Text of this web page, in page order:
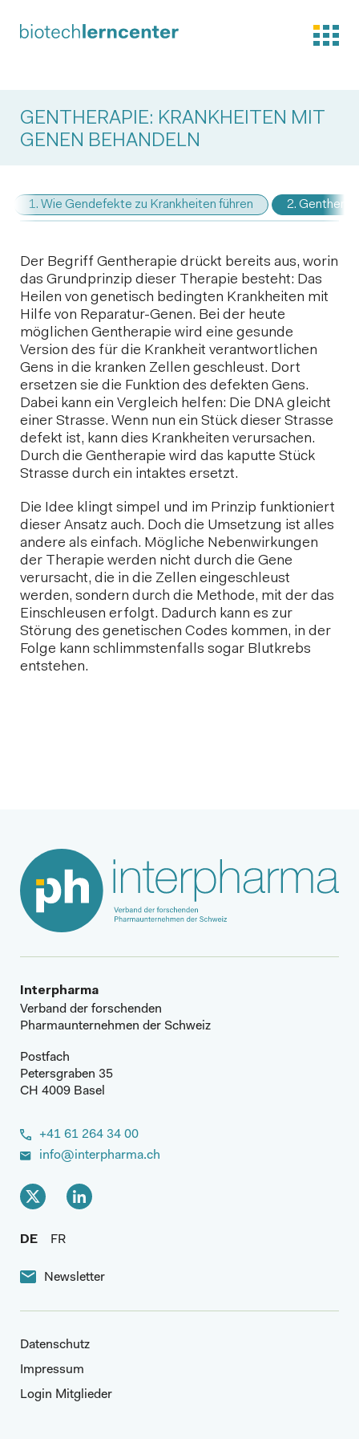
GENTHERAPIE: KRANKHEITEN MIT
GENEN BEHANDELN
1. Wie Gendefekte zu Krankheiten führen 2.
Der Begriff Gentherapie drückt bereits aus, worin
das Grundprinzip dieser Therapie besteht: Das
Heilen von genetisch bedingten Krankheiten mit
Hilfe von Reparatur-Genen. Bei der heute
möglichen Gentherapie wird eine gesunde
Version des für die Krankheit verantwortlichen
Gens in die kranken Zellen geschleust. Dort
ersetzen sie die Funktion des defekten Gens.
Dabei kann ein Vergleich helfen: Die DNA gleicht
einer Strasse. Wenn nun ein Stück dieser Strasse
defekt ist, kann dies Krankheiten verursachen.
Durch die Gentherapie wird das kaputte Stück
Strasse durch ein intaktes ersetzt.
Die Idee klingt simpel und im Prinzip funktioniert
dieser Ansatz auch. Doch die Umsetzung ist alles
andere als einfach. Mögliche Nebenwirkungen
der Therapie werden nicht durch die Gene
verursacht, die in die Zellen eingeschleust
werden, sondern durch die Methode, mit der das
Einschleusen erfolgt. Dadurch kann es zur
Störung des genetischen Codes kommen, in der
Folge kann schlimmstenfalls sogar Blutkrebs
entstehen.
Interpharma
Verband der forschenden
Pharmaunternehmen der Schweiz
Postfach
Petersgraben 35
CH 4009 Basel
+41 61 264 34 00
info@interpharma.ch
DE FR
Newsletter
Datenschutz
Impressum
Login Mitglieder